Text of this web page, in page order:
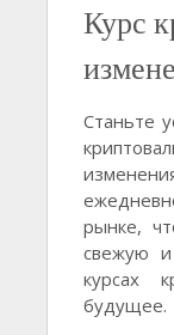
Курс
Станьте
рынке,
свежую
курсах
будущее.